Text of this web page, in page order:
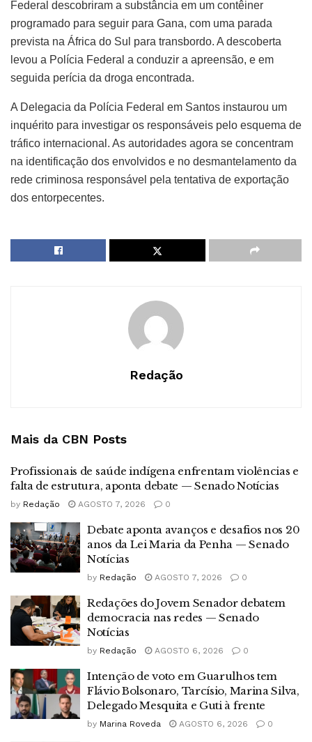
Federal descobriram a substância em um contêiner
programado para seguir para Gana, com uma parada
prevista na África do Sul para transbordo. A descoberta
levou a Polícia Federal a conduzir a apreensão, e em
seguida perícia da droga encontrada.
A Delegacia da Polícia Federal em Santos instaurou um
inquérito para investigar os responsáveis pelo esquema de
tráfico internacional. As autoridades agora se concentram
na identificação dos envolvidos e no desmantelamento da
rede criminosa responsável pela tentativa de exportação
dos entorpecentes.
Redação
Mais da CBN Posts
Profissionais de saúde indígena enfrentam violências e
falta de estrutura, aponta debate — Senado Notícias
by Redação AGOSTO 7, 2026 0
Debate aponta avanços e desafios nos 20
anos da Lei Maria da Penha — Senado
Notícias
by Redação AGOSTO 7, 2026 0
Redações do Jovem Senador debatem
democracia nas redes — Senado
Notícias
by Redação AGOSTO 6, 2026 0
Intenção de voto em Guarulhos tem
Flávio Bolsonaro, Tarcísio, Marina Silva,
Delegado Mesquita e Guti à frente
by Marina Roveda AGOSTO 6, 2026 0